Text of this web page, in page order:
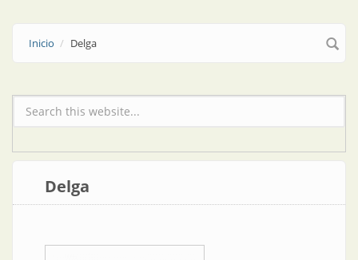
Inicio Delga
Formulario de búsqueda
Delga